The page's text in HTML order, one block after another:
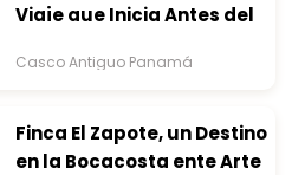
Viaje que Inicia Antes del
Casco Antiguo Panamá
Finca El Zapote, un Destino
en la Bocacosta ente Arte